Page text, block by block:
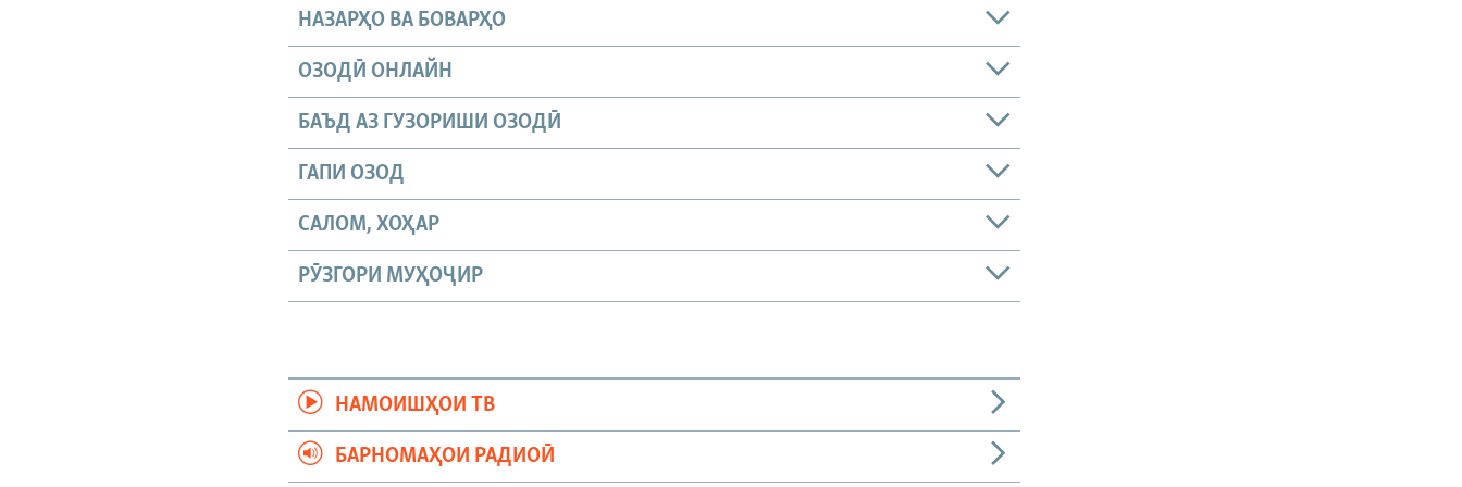
НАЗАРҲО ВА БОВАРҲО
ОЗОДӢ ОНЛАЙН
БАЪД АЗ ГУЗОРИШИ ОЗОДӢ
ГАПИ ОЗОД
САЛОМ, ХОҲАР
РӮЗГОРИ МУҲОҶИР
НАМОИШҲОИ ТВ
БАРНОМАҲОИ РАДИОӢ